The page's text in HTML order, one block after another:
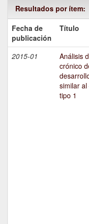
Resultados por ítem:
Fecha de
publicación
Título
2015-01
Análisis
crónico
similar
tipo 1